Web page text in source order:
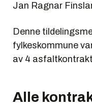
Jan Ragnar
Denne
fylkeskommune
av 4
Alle